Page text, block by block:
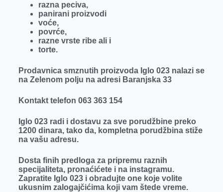
razna peciva,
panirani proizvodi
voće,
povrće,
razne vrste ribe ali i
torte.
Prodavnica smznutih proizvoda Iglo 023 nalazi se
na Zelenom polju na adresi Baranjska 33
Kontakt telefon 063 363 154
Iglo 023 radi i dostavu za sve porudžbine preko
1200 dinara, tako da, kompletna porudžbina stiže
na vašu adresu.
Dosta finih predloga za pripremu raznih
specijaliteta, pronaćićete i na instagramu.
Zapratite Iglo 023 i obradujte one koje volite
ukusnim zalogajčićima koji vam štede vreme.